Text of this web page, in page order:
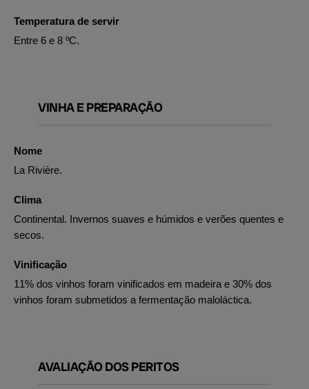
Temperatura de servir
Entre 6 e 8 ºC.
VINHA E PREPARAÇÃO
Nome
La Rivière.
Clima
Continental. Invernos suaves e húmidos e verões quentes e
secos.
Vinificação
11% dos vinhos foram vinificados em madeira e 30% dos
vinhos foram submetidos a fermentação maloláctica.
AVALIAÇÃO DOS PERITOS